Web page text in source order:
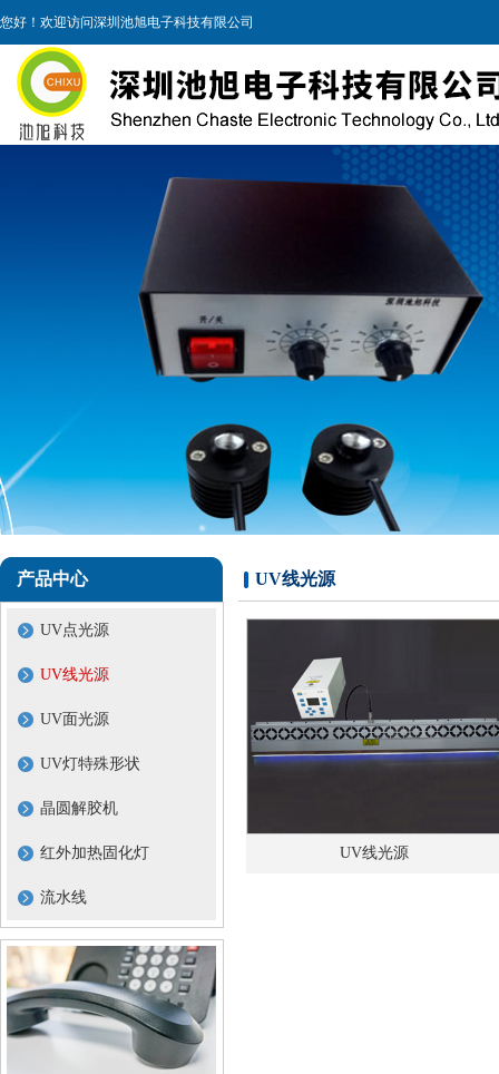
您好！欢迎访问深圳池旭电子科技有限公司
产品中心
UV点光源
UV线光源
UV面光源
UV灯特殊形状
晶圆解胶机
红外加热固化灯
流水线
UV线光源
UV线光源